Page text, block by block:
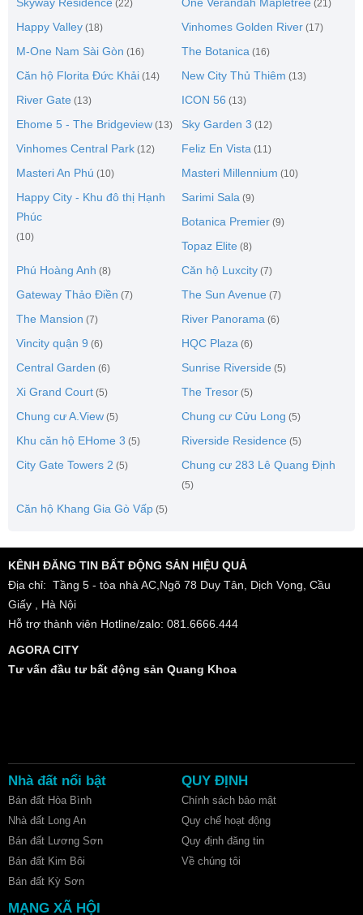
Skyway Residence (22) One Verandah Mapletree (21)
Happy Valley (18) Vinhomes Golden River (17)
M-One Nam Sài Gòn (16) The Botanica (16)
Căn hộ Florita Đức Khải (14) New City Thủ Thiêm (13)
River Gate (13) ICON 56 (13)
Ehome 5 - The Bridgeview (13) Sky Garden 3 (12)
Vinhomes Central Park (12) Feliz En Vista (11)
Masteri An Phú (10) Masteri Millennium (10)
Happy City - Khu đô thị Hạnh
Phúc
(10)
Sarimi Sala (9)
Botanica Premier (9)
Topaz Elite (8)
Phú Hoàng Anh (8) Căn hộ Luxcity (7)
Gateway Thảo Điền (7) The Sun Avenue (7)
The Mansion (7) River Panorama (6)
Vincity quận 9 (6) HQC Plaza (6)
Central Garden (6) Sunrise Riverside (5)
Xi Grand Court (5) The Tresor (5)
Chung cư A.View (5) Chung cư Cửu Long (5)
Khu căn hộ EHome 3 (5) Riverside Residence (5)
City Gate Towers 2 (5) Chung cư 283 Lê Quang Định
(5)
Căn hộ Khang Gia Gò Vấp (5)
KÊNH ĐĂNG TIN BẤT ĐỘNG SẢN HIỆU QUẢ
Địa chỉ: Tầng 5 - tòa nhà AC,Ngõ 78 Duy Tân, Dịch Vọng, Cầu
Giấy , Hà Nội
Hỗ trợ thành viên Hotline/zalo: 081.6666.444
AGORA CITY
Tư vấn đầu tư bất động sản Quang Khoa
Nhà đất nổi bật
Bán đất Hòa Bình
Nhà đất Long An
Bán đất Lương Sơn
Bán đất Kim Bôi
Bán đất Kỳ Sơn
QUY ĐỊNH
Chính sách bảo mật
Quy chế hoạt động
Quy định đăng tin
Về chúng tôi
MẠNG XÃ HỘI